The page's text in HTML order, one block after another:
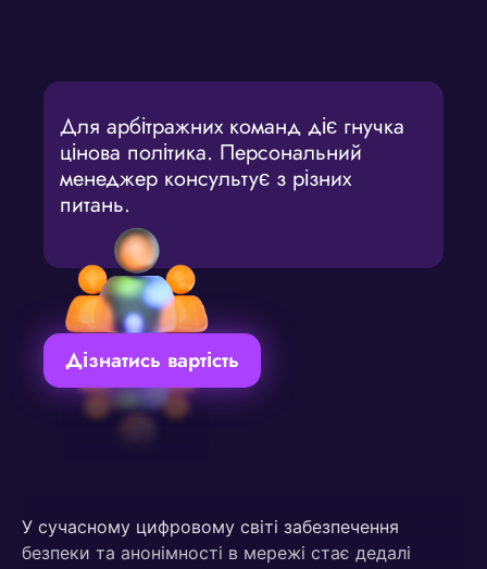
Для арбітражних команд діє гнучка
цінова політика. Персональний
менеджер консультує з різних
питань.
Дізнатись вартість
У сучасному цифровому світі забезпечення
безпеки та анонімності в мережі стає дедалі